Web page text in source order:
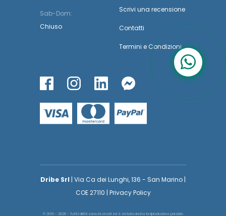
Sab-Dom:
Chiuso
Scrivi una recensione
Contatti
Termini e Condizioni
Dribe Srl | Via Ca dei Lunghi, 136 - San Marino |
COE 27110 | Privacy Policy
© 2016 - 2026 - Tutti i diritti sono riservati ed è vietata anche la riproduzione parziale.